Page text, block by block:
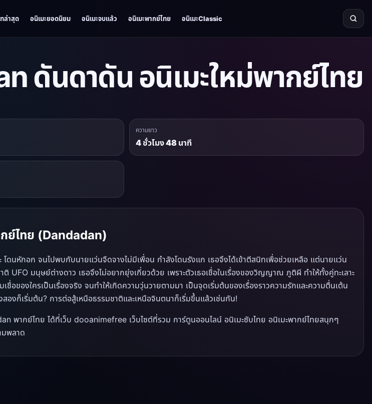
ล่าสุด อนิเมะยอดนิยม อนิเมะจบแล้ว อนิเมะพากย์ไทย อนิเมะClassic
ดันดาดัน อนิเมะใหม่พากย์ไทย
ความยาว
4 ชั่วโมง 48 นาที
ย์ไทย (Dandadan)
ะ โดนหักอก จนไปพบกับนายแว่นจืดจางไม่มีเพื่อน กำลังโดนรังแก เธอจึงได้เข้าตีสนิทเพื่อช่วยเหลือ แต่นายแว่น
ติ UFO มนุษย์ต่างดาว เธอจึงไม่อยากยุ่งเกี่ยวด้วย เพราะตัวเธอเชื่อในเรื่องของวิญญาณ ภูติผี ทำให้ทั้งคู่ทะเลาะ
ชื่อของใครเป็นเรื่องจริง จนทำให้เกิดความวุ่นวายตามมา เป็นจุดเริ่มต้นของเรื่องราวความรักและความตื่นเต้น
งก็เริ่มต้น? การต่อสู้เหนือธรรมชาติและเหนือจินตนาก็เริ่มขึ้นแล้วเช่นกัน!
พากย์ไทย ได้ที่เว็บ dooanimefree เว็บไซต์ที่รวม การ์ตูนออนไลน์ อนิเมะซับไทย อนิเมะพากย์ไทยสนุกๆ
มพลาด